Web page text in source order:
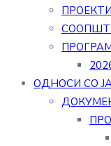
ПРОЕКТИ
ОДНОСИ СО